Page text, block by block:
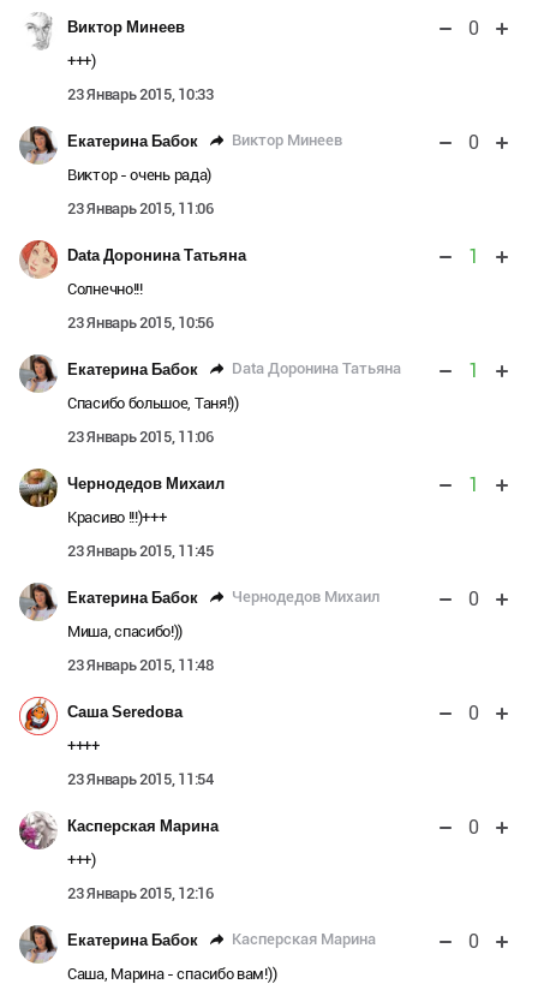
Виктор Минеев 0
+++)
23 Январь 2015, 10:33
Екатерина Бабок Виктор Минеев 0
Виктор - очень рада)
23 Январь 2015, 11:06
Data Доронина Татьяна 1
Солнечно!!!
23 Январь 2015, 10:56
Екатерина Бабок Data Доронина Татьяна 1
Спасибо большое, Таня!))
23 Январь 2015, 11:06
Чернодедов Михаил 1
Красиво !!!)+++
23 Январь 2015, 11:45
Екатерина Бабок Чернодедов Михаил 0
Миша, спасибо!))
23 Январь 2015, 11:48
Саша Seredова 0
++++
23 Январь 2015, 11:54
Касперская Марина 0
+++)
23 Январь 2015, 12:16
Екатерина Бабок Касперская Марина 0
Саша, Марина - спасибо вам!))